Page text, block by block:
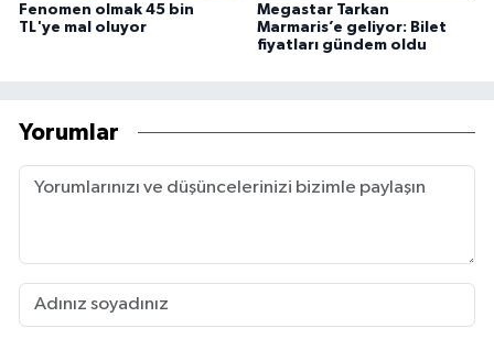
Fenomen olmak 45 bin
TL'ye mal oluyor
Megastar Tarkan
Marmaris’e geliyor: Bilet
fiyatları gündem oldu
Yorumlar